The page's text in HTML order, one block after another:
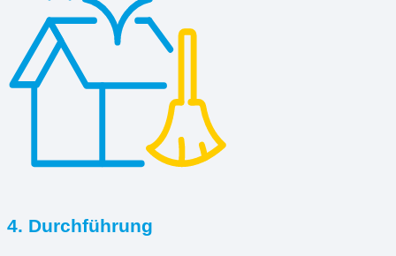
4. Durchführung